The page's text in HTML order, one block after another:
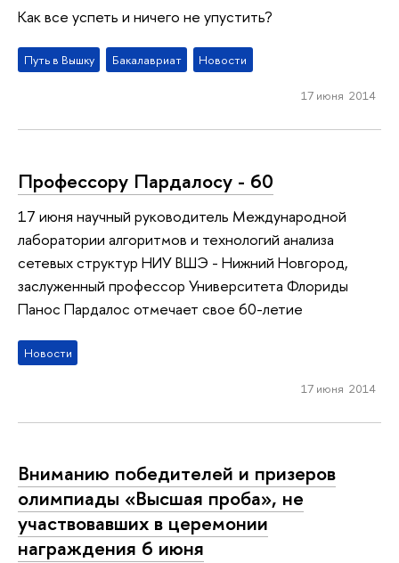
Как все успеть и ничего не упустить?
Путь в Вышку Бакалавриат Новости
17 июня 2014
Профессору Пардалосу - 60
17 июня научный руководитель Международной
лаборатории алгоритмов и технологий анализа
сетевых структур НИУ ВШЭ - Нижний Новгород,
заслуженный профессор Университета Флориды
Панос Пардалос отмечает свое 60-летие
Новости
17 июня 2014
Вниманию победителей и призеров
олимпиады «Высшая проба», не
участвовавших в церемонии
награждения 6 июня